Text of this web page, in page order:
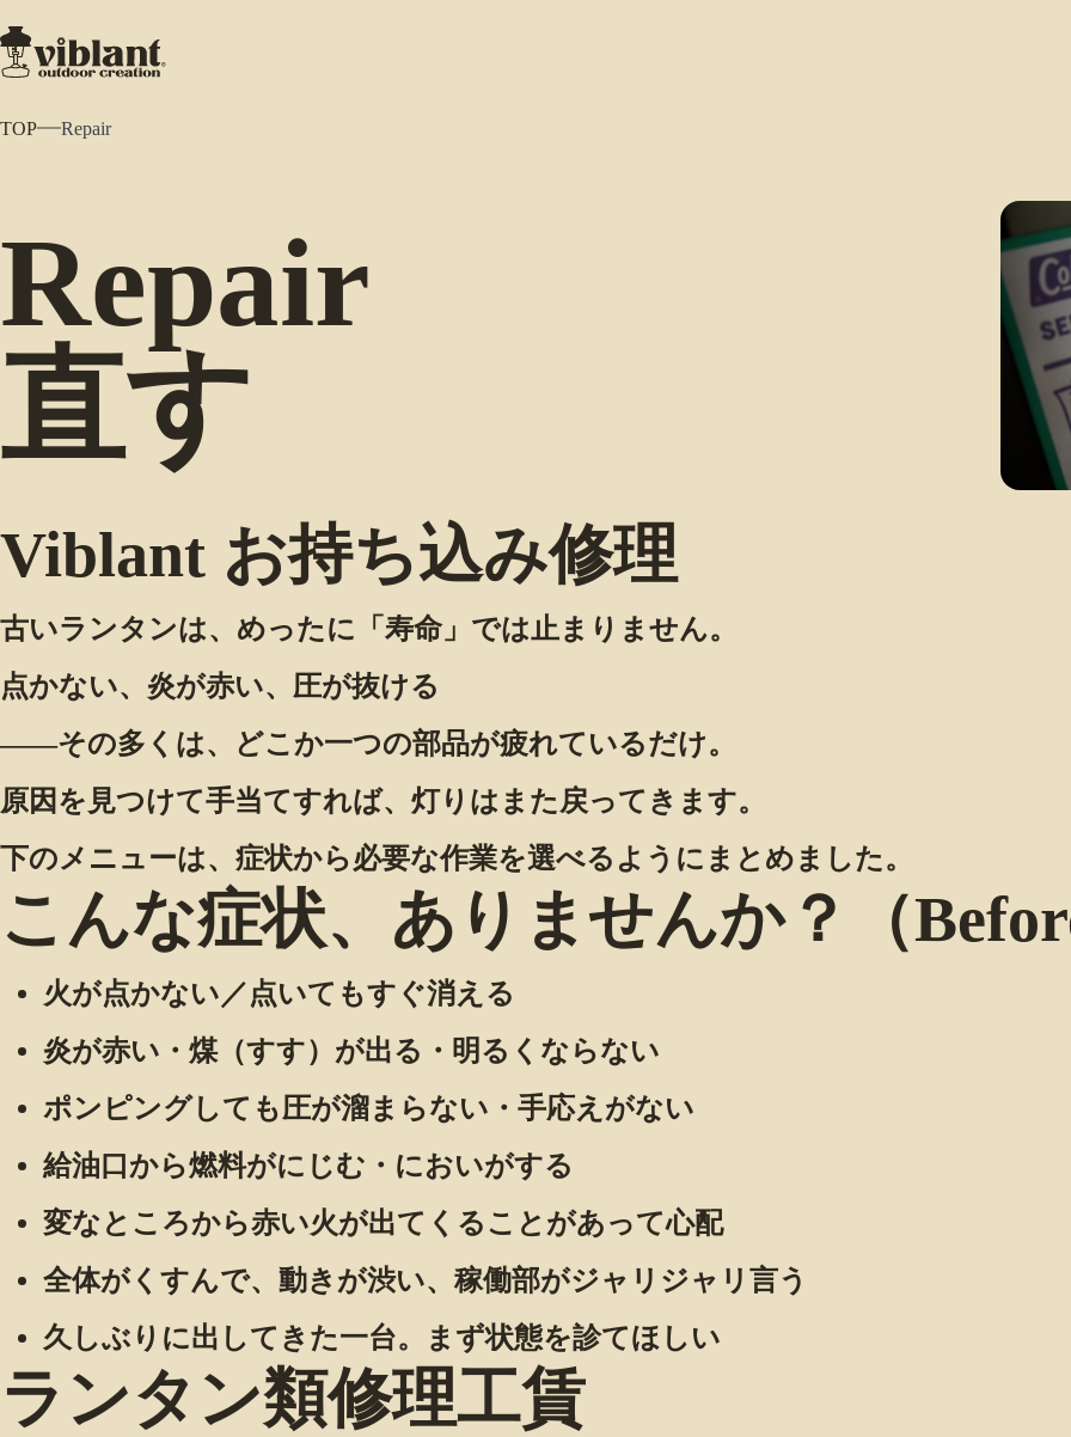
TOP Repair
Repair
直す
Viblant お持ち込み修理
古いランタンは、めったに「寿命」では止まりません。
点かない、炎が赤い、圧が抜ける
——その多くは、どこか一つの部品が疲れているだけ。
原因を見つけて手当てすれば、灯りはまた戻ってきます。
下のメニューは、症状から必要な作業を選べるようにまとめました。
こんな症状、ありませんか？（
火が点かない／点いてもすぐ消える
炎が赤い・煤（すす）が出る・明るくならない
ポンピングしても圧が溜まらない・手応えがない
給油口から燃料がにじむ・においがする
変なところから赤い火が出てくることがあって心配
全体がくすんで、動きが渋い、稼働部がジャリジャリ言う
久しぶりに出してきた一台。まず状態を診てほしい
ランタン類修理工賃